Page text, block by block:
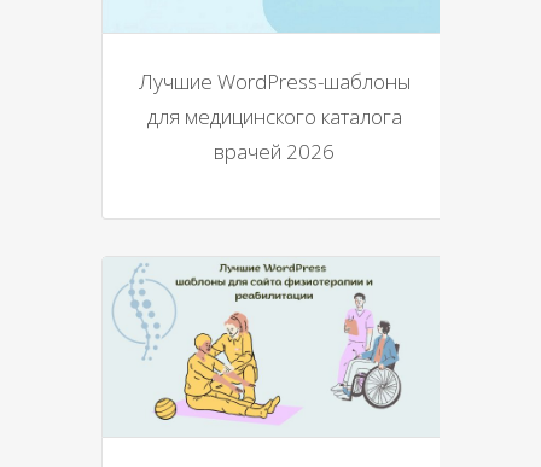
Лучшие WordPress-шаблоны
для медицинского каталога
врачей 2026